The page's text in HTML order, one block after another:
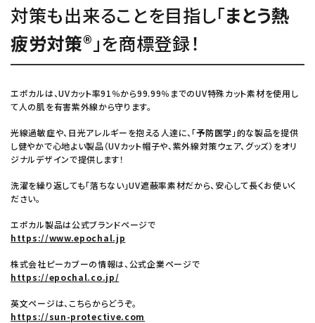
対策も出来ることを目指し「まとう熱
疲労対策® 」を商標登録！
エポカルは、UVカット率91％から99.99％までのUV特殊カット素材を使用し
て人の肌を有害紫外線から守ります。
光線過敏症や、日光アレルギーを抱える人達に、「予防医学 」的な製品を提供
し健やかで心地よい製品（UVカット帽子や、紫外線対策ウェア、グッズ）をオリ
ジナルデザインで提供します！
洗濯を繰り返しても「落ちない」UV遮蔽率素材だから、安心して長くお使いく
ださい。
エポカル製品は公式ブランドページで
https://www.epochal.jp
株式会社ピーカブーの情報は、公式企業ページで
https://epochal.co.jp/
英文ページは、こちらからどうぞ。
https://sun-protective.com